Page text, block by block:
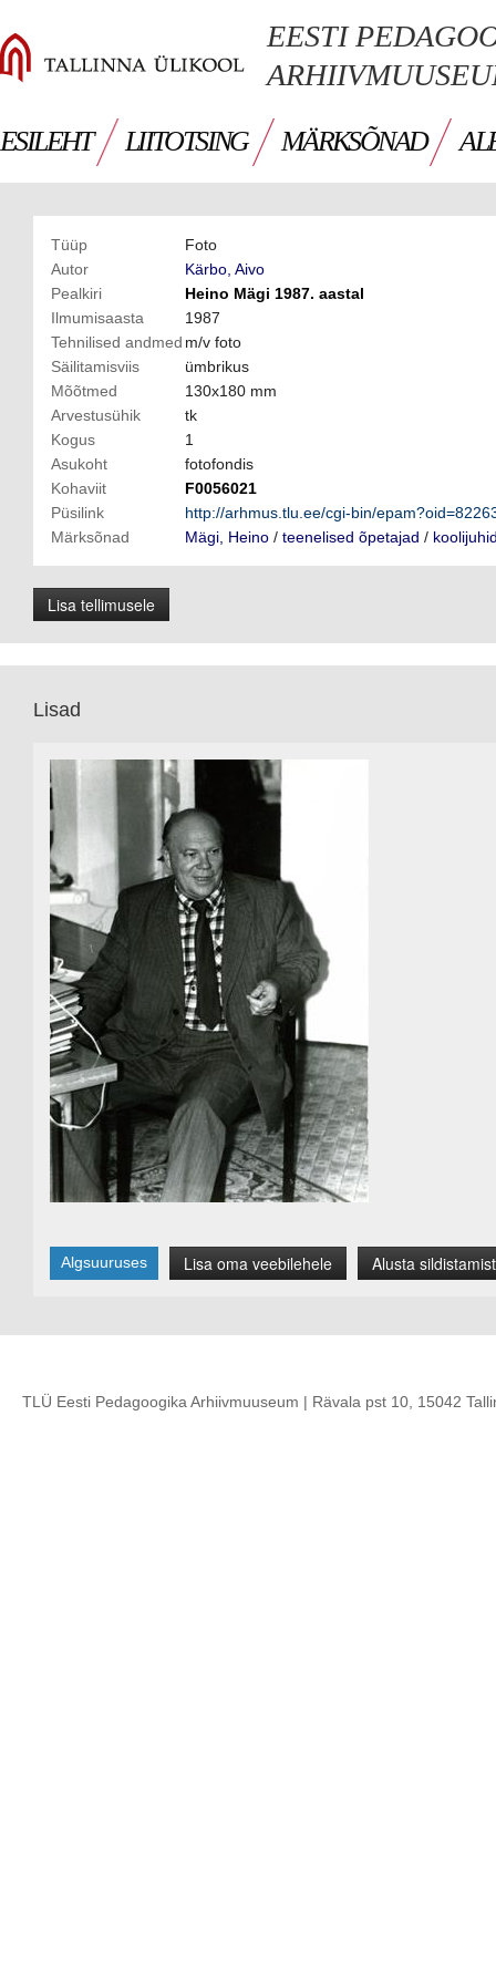
EESTI
ESILEHT LIITOTSING MÄRKSÕNAD
Tüüp
Foto
Autor
Kärbo, Aivo
Pealkiri
Heino Mägi 1987. aastal
Ilmumisaasta
1987
Tehnilised andmed m/v foto
Säilitamisviis
ümbrikus
Mõõtmed
130x180 mm
Arvestusühik
tk
Kogus
1
Asukoht
fotofondis
Kohaviit
F0056021
Püsilink
http://arhmus.tlu.ee/cgi-bin/
Märksõnad
Mägi, Heino / teenelised õpetajad /
Lisa tellimusele
Lisad
Algsuuruses Lisa oma veebilehele Alusta sildistamist
TLÜ Eesti Pedagoogika Arhiivmuuseum | Rävala pst 10, 15042